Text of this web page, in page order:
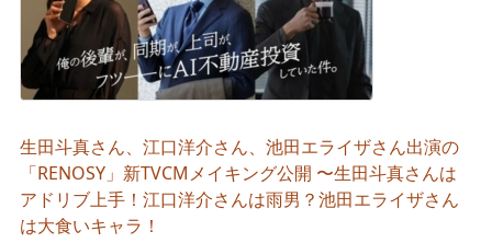
生田斗真さん、江口洋介さん、池田エライザさん出演の
「RENOSY」新TVCMメイキング公開 〜生田斗真さんは
アドリブ上手！江口洋介さんは雨男？池田エライザさん
は大食いキャラ！